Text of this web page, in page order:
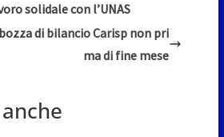
solidale con l’UNAS
di bilancio Carisp non pri
ma di fine mese